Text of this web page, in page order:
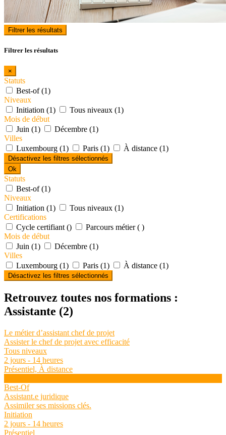
Filtrer les résultats
Filtrer les résultats
×
Statuts
Best-of (1)
Niveaux
Initiation (1)
Tous niveaux (1)
Mois de début
Juin (1)
Décembre (1)
Villes
Luxembourg (1)
Paris (1) À distance (1)
Désactivez les filtres sélectionnés
Ok
Statuts
Best-of (1)
Niveaux
Initiation (1)
Tous niveaux (1)
Certifications
Cycle certifiant ()
Parcours métier ( )
Mois de début
Juin (1)
Décembre (1)
Villes
Luxembourg (1)
Paris (1) À distance (1)
Désactivez les filtres sélectionnés
Retrouvez toutes nos formations :
Assistante (2)
Le métier d’assistant chef de projet
Assister le chef de projet avec efficacité
Tous niveaux
2 jours - 14 heures
Présentiel, À distance
Best-Of
Assistant.e juridique
Assimiler ses missions clés.
Initiation
2 jours - 14 heures
Présentiel